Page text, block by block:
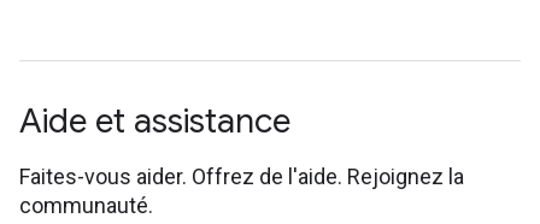
Aide et assistance
Faites-vous aider. Offrez de l'aide. Rejoignez la
communauté.